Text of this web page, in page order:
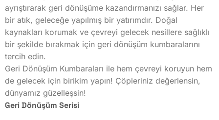
ayrıştırarak geri dönüşüme kazandırmanızı sağlar. Her
bir atık, geleceğe yapılmış bir yatırımdır. Doğal
kaynakları korumak ve çevreyi gelecek nesillere sağlıklı
bir şekilde bırakmak için geri dönüşüm kumbaralarını
tercih edin.
Geri Dönüşüm Kumbaraları ile hem çevreyi koruyun hem
de gelecek için birikim yapın! Çöpleriniz değerlensin,
dünyamız güzelleşsin!
Geri Dönüşüm Serisi